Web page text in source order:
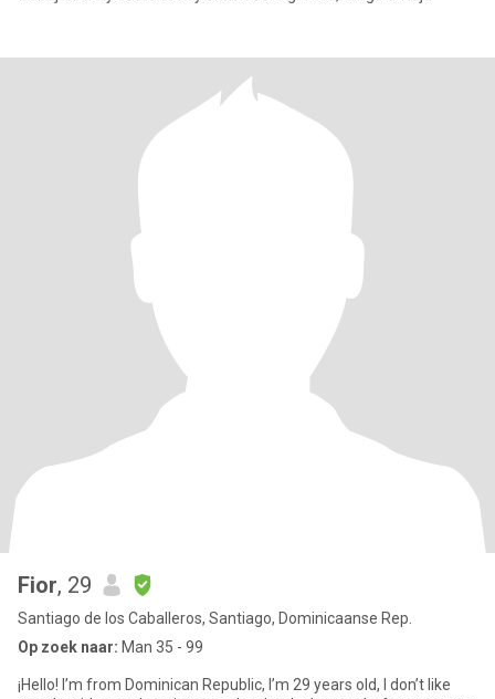
Fior, 29
Santiago de los Caballeros, Santiago, Dominicaanse Rep.
Op zoek naar: Man 35 - 99
¡Hello! I’m from Dominican Republic, I’m 29 years old, I don’t like